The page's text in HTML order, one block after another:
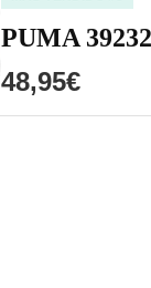
PUMA
48,95€